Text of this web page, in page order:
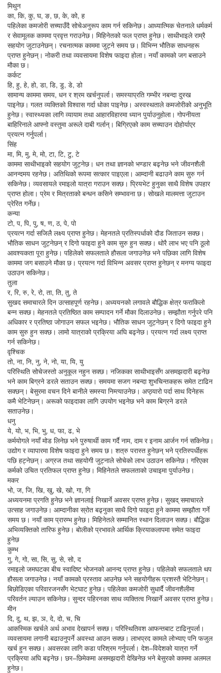
मिथुन
का, कि, कु, घ, ङ, छ, के, को, ह
पहिलेका कमजोरी सच्याउँदै सोचेअनुरूप काम गर्न सकिनेछ। आध्यात्मिक चेतनाले धर्मकर्म
र सेवामूलक काममा प्रवृत्त गराउनेछ। मिहिनेतको फल प्राप्त हुनेछ। साथीभाइले राम्रै
सहयोग जुटाउनेछन्। रचनात्मक काममा जुट्ने समय छ। विभिन्न भौतिक साधनहरू
प्राप्त हुनेछन्। नोकरी तथा व्यवसायमा विशेष फाइदा होला। नयाँ कामको जग बसाउने
मौका छ।
कर्कट
हि, हु, हे, हो, डा, डि, डु, डे, डो
सामान्य काममा समय, धन र श्रम खर्चनुपर्ला। समस्याप्रति गम्भीर नबन्दा दुस्ख
पाइनेछ। गलत व्यक्तिको विश्वास गर्दा धोका पाइनेछ। अस्वस्थताले कमजोरीको अनुभूति
हुनेछ। स्वास्थ्यका लागि व्यायाम तथा आहारविहारमा ध्यान पुर्याउनुहोला। गोपनीयता
बाहिरिनाले आफ्नो वस्तुमा अरूले दाबी गर्लान्। बिग्रिएको काम सच्याउन दोहोर्याएर
प्रयत्न गर्नुपर्ला।
सिंह
मा, मि, मु, मे, मो, टा, टि, टु, टे
काममा साथीभाइको सहयोग जुट्नेछ। धन तथा ज्ञानको भण्डार बढ्नेछ भने जीवनशैली
आनन्दमय रहनेछ। अतिथिको रूपमा सत्कार पाइएला। आम्दानी बढाउने काम सुरु गर्न
सकिनेछ। व्यवसायले रमाइलो यात्रा गराउन सक्छ। प्रियभेट हुनुका साथै विशेष उपहार
प्राप्त होला। प्रेम र मित्रताको बन्धन कसिने सम्भावना छ। सोखले मालमत्ता जुटाउन
प्रेरित गर्नेछ।
कन्या
टो, प, पि, पु, ष, ण, ठ, पे, पो
प्रयत्न गर्दा सजिलै लक्ष्य प्राप्त हुनेछ। मेहनतले प्रतिस्पर्धाको दौड जिताउन सक्छ।
भौतिक साधन जुट्नेछन् र दिगो फाइदा हुने काम सुरु हुन सक्छ। थोरै लाभ भए पनि ठूलो
आवश्यकता पूरा हुनेछ। पहिलेको सफलताले हौसला जगाउनेछ भने पछिका लागि विशेष
काममा जग बसाउने मौका छ। प्रयत्न गर्दा विभिन्न अवसर प्राप्त हुनेछन् र मनग्य फाइदा
उठाउन सकिनेछ।
तुला
र, रि, रु, रे, रो, ता, ति, तु, ते
सुखद समाचारले दिन उत्साहपूर्ण रहनेछ। अध्ययनको लगावले बौद्धिक क्षेत्र फराकिलो
बन्न सक्छ। मेहनतले प्रतिष्ठित काम सम्पादन गर्ने मौका दिलाउनेछ। सम्झौता गर्नुपरे पनि
अधिकार र प्रतिष्ठा जोगाउन सफल भइनेछ। भौतिक साधन जुट्नेछन् र दिगो फाइदा हुने
काम सुरु हुन सक्छ। लामो यात्राको प्रक्रिया अघि बढ्नेछ। प्रयत्न गर्दा लक्ष्य प्राप्त
गर्न सकिनेछ।
वृश्चिक
तो, ना, नि, नु, ने, नो, या, यि, यु
परिस्थिति सोचेजस्तो अनुकूल नहुन सक्छ। नजिकका साथीभाइसँग असमझदारी बढ्नेछ
भने काम बिग्रने डरले सताउन सक्छ। समयमा सजग नबन्दा शुभचिन्तकहरू समेत टाढिन
सक्छन्। बेसुरमा वचन दिने बानीले समस्या निम्त्याउनेछ। अप्ठ्यारो पर्दा साथ दिनेहरू
कमै भेटिनेछन्। अरूको फाइदाका लागि उपयोग भइनेछ भने काम बिग्रने डरले
सताउनेछ।
धनु
ये, यो, भ, भि, भु, ध, फा, ढ, भे
कर्मयोगले नयाँ मोड लिनेछ भने पुरुषार्थी काम गर्दै नाम, दाम र इनाम आर्जन गर्न सकिनेछ।
उद्योग र व्यापारमा विशेष फाइदा हुने समय छ। शत्रु परास्त हुनेछन् भने प्रतिस्पर्धीहरू
पछि हट्नेछन्। अग्रज तथा सहयोगी जुट्नाले सोचेको लाभ उठाउन सकिनेछ। गरिएका
कर्मको उचित प्रतिफल प्राप्त हुनेछ। मिहिनेतले सफलताको उचाइमा पुर्याउनेछ।
मकर
भो, ज, जि, खि, खु, खे, खो, गा, गि
अध्ययनमा प्रगति हुनेछ भने ज्ञानलाई निखार्ने अवसर प्राप्त हुनेछ। सुखद् समाचारले
उत्साह जगाउनेछ। आम्दानीका स्रोत बढ्नुका साथै दिगो फाइदा हुने काममा सम्झौता गर्ने
समय छ। नयाँ काम प्रारम्भ हुनेछ। मिहिनेतले सम्मानित स्थान दिलाउन सक्छ। बौद्धिक
अभिव्यक्तिको तारिफ हुनेछ। बोलीको प्रभावले आर्थिक क्रियाकलापमा समेत फाइदा
हुनेछ
कुम्भ
गु, गे, गो, सा, सि, सु, से, सो, द
रमाइलो जमघटका बीच स्वादिष्ट भोजनको आनन्द प्राप्त हुनेछ। पहिलेको सफलताले थप
हौसला जगाउनेछ। नयाँ कामको प्रस्ताव आउनेछ भने सहयोगीहरू प्रशस्तै भेटिनेछन्।
बिछोडिएका परिवारजनसँग भेटघाट हुनेछ। पहिलेका कमजोरी सुधार्दै जीवनशैलीमा
परिवर्तन ल्याउन सकिनेछ। सुन्दर पहिरनका साथ व्यक्तित्व निखार्ने अवसर प्राप्त हुनेछ।
मीन
दि, दु, थ, झ, ञ, दे, दो, च, चि
आकस्मिक खर्चले अर्थ अभाव देखापर्न सक्छ। परिस्थितिवश आफन्तबाट टाढिनुपर्ला।
व्यवसायमा लगानी बढाउनुपर्ने अवस्था आउन सक्छ। लाभप्रद कामले लोभ्याए पनि फजुल
खर्च हुन सक्छ। अवसरका लागि कडा परिश्रम गर्नुपर्ला। देश–विदेशको यात्रा गर्ने
प्रक्रिया अघि बढ्नेछ। छर–छिमेकमा असमझदारी देखिनेछ भने बेसुरको काममा अलमल
हुनेछ।